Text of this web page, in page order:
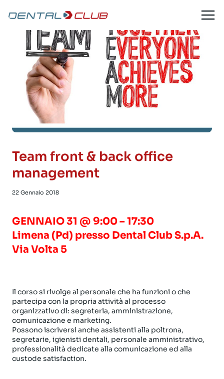
contenuto
Team front & back office
management
22 Gennaio 2018
GENNAIO 31 @ 9:00 – 17:30
Limena (Pd) presso Dental Club S.p.A.
Via Volta 5
Il corso si rivolge al personale che ha funzioni o che
partecipa con la propria attività al processo
organizzativo di: segreteria, amministrazione,
comunicazione e marketing.
Possono iscriversi anche assistenti alla poltrona,
segretarie, igienisti dentali, personale amministrativo,
professionalità dedicate alla comunicazione ed alla
custode satisfaction.